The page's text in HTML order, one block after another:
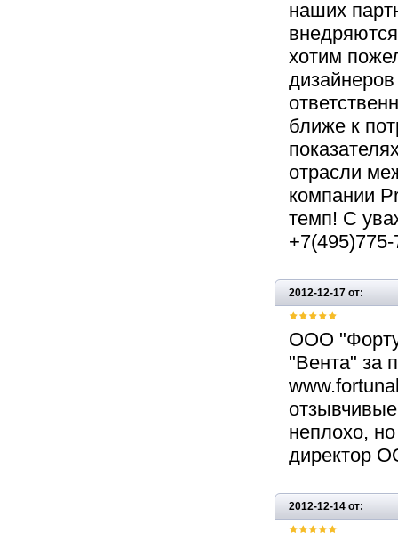
наших
хотим
ближе к
отрасли
компании
темп! С
2012-12-17 от:
ООО
"Вента" за
неплохо,
директор
2012-12-14 от: